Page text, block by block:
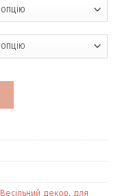
Весільний декор для